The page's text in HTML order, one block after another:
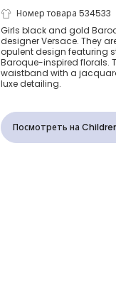
Черно-
легинсы
девочек
Номер товара 534533
Girls black and gold
designer Versace. They
opulent design featuring
Baroque-inspired florals.
waistband with a
luxe detailing.
Посмотреть на